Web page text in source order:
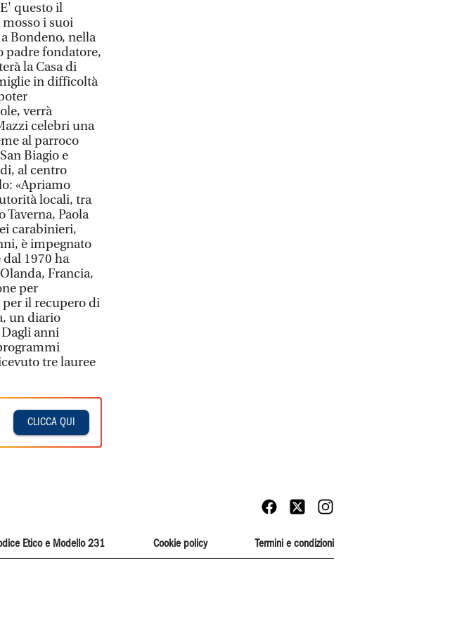
questo il
i suoi
Bondeno, nella
padre fondatore,
la Casa di
in difficoltà
verrà
celebri una
al parroco
Biagio e
al centro
«Apriamo
locali, tra
Taverna, Paola
carabinieri,
è impegnato
1970 ha
Francia,
per
il recupero di
un diario
anni
tre lauree
CLICCA QUI
Etico e Modello 231 Cookie policy Termini e condizioni